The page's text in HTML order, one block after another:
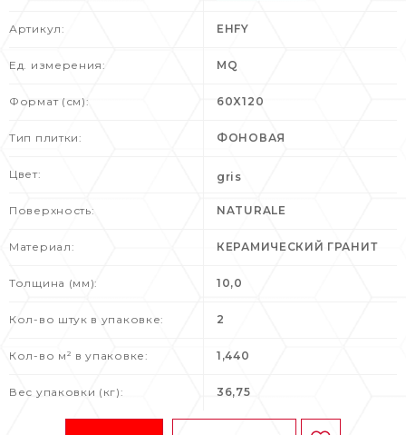
Артикул: EHFY
Ед. измерения: MQ
Формат (см): 60X120
Тип плитки: ФОНОВАЯ
Цвет: gris
Поверхность: NATURALE
Материал: КЕРАМИЧЕСКИЙ ГРАНИТ
Толщина (мм): 10,0
Кол-во штук в упаковке: 2
Кол-во м² в упаковке: 1,440
Вес упаковки (кг): 36,75